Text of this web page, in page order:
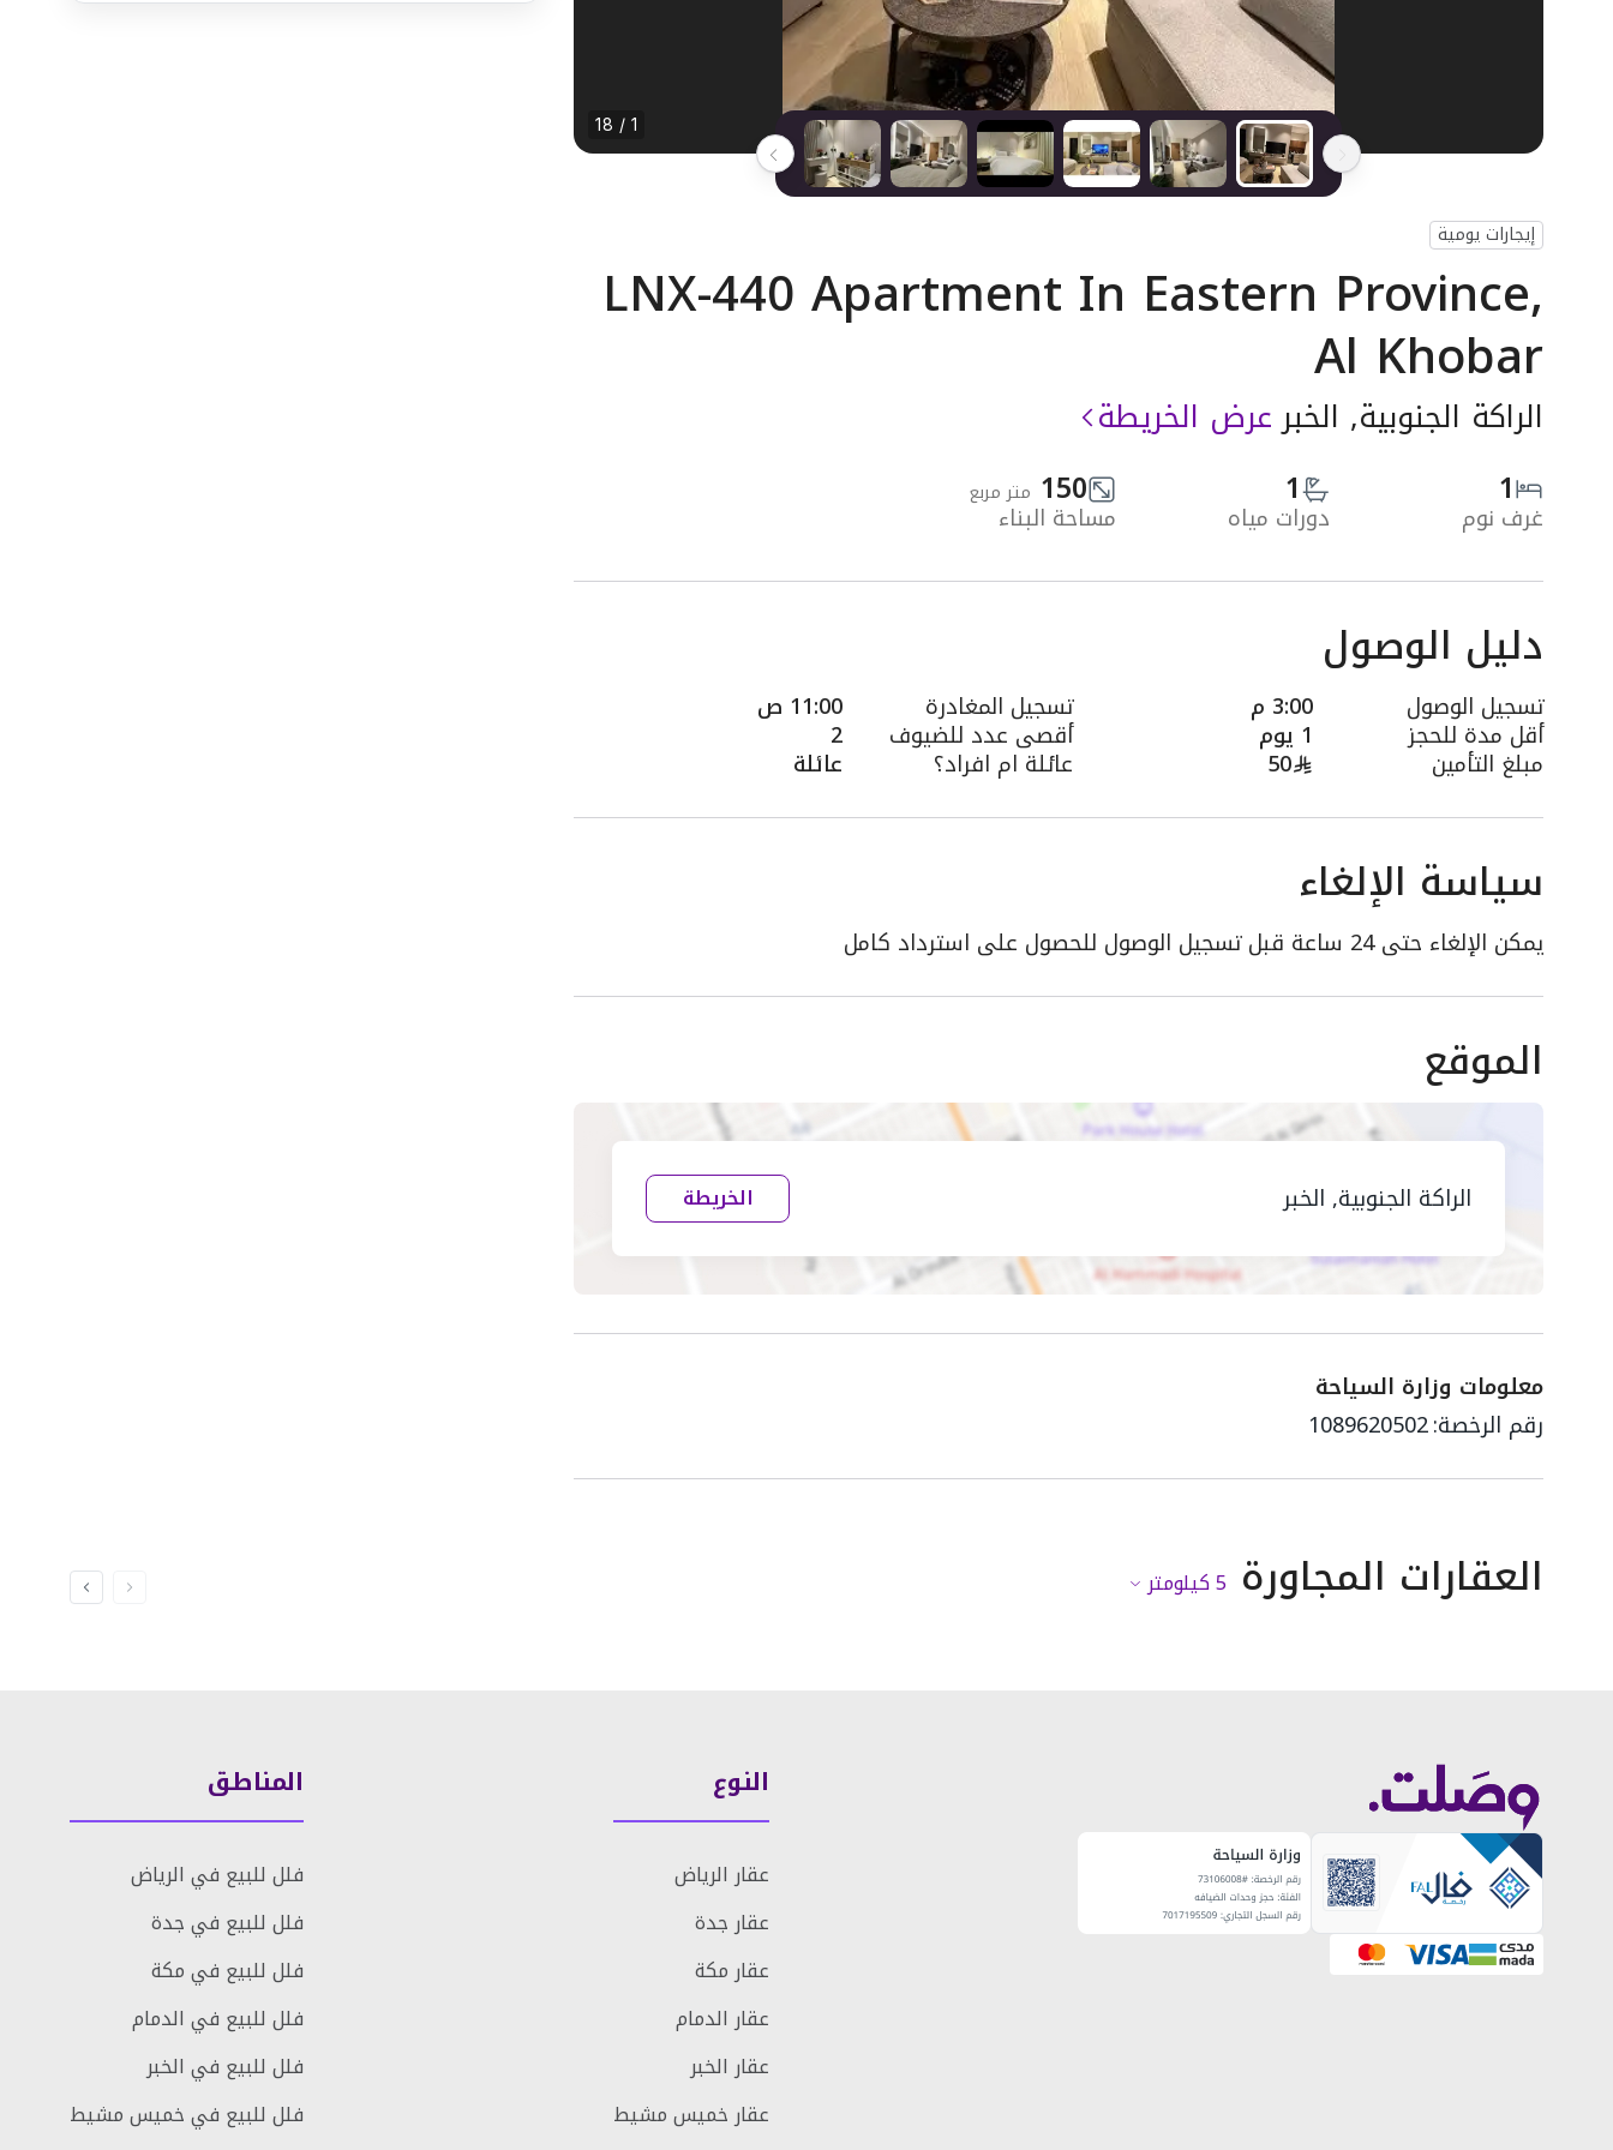
1 / 18
إيجارات يومية
LNX-440 Apartment In Eastern Province,
Al Khobar
الراكة الجنوبية, الخبرعرض الخريطة
1
غرف نوم
1
دورات مياه
150 متر مربع
مساحة البناء
دليل الوصول
تسجيل الوصول 3:00 م تسجيل المغادرة 11:00 ص
أقل مدة للحجز 1 يوم أقصى عدد للضيوف 2
مبلغ التأمين 50 عائلة ام افراد؟ عائلة
سياسة الإلغاء
يمكن الإلغاء حتى 24 ساعة قبل تسجيل الوصول للحصول على استرداد كامل
الموقع
الراكة الجنوبية, الخبر الخريطة
معلومات وزارة السياحة
رقم الرخصة:1089620502
العقارات المجاورة 5كيلومتر
النوع
عقار الرياض
عقار جدة
عقار مكة
عقار الدمام
عقار الخبر
عقار خميس مشيط
المناطق
فلل للبيع في الرياض
فلل للبيع في جدة
فلل للبيع في مكة
فلل للبيع في الدمام
فلل للبيع في الخبر
فلل للبيع في خميس مشيط